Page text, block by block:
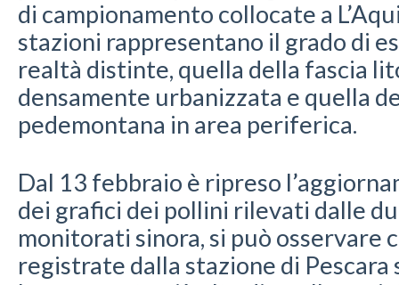
di campionamento collocate a
stazioni rappresentano il grado di
realtà distinte, quella della fascia
densamente urbanizzata e quella
pedemontana in area periferica.
Dal 13 febbraio è ripreso
dei grafici dei pollini rilevati dalle
monitorati sinora, si può osservare
registrate dalla stazione di Pescara